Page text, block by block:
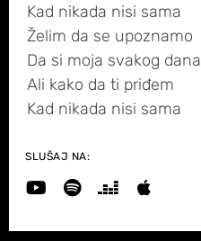
Kad nikada nisi sama
Želim da se upoznamo
Da si moja svakog dana
Ali kako da ti priđem
Kad nikada nisi sama
SLUŠAJ NA: